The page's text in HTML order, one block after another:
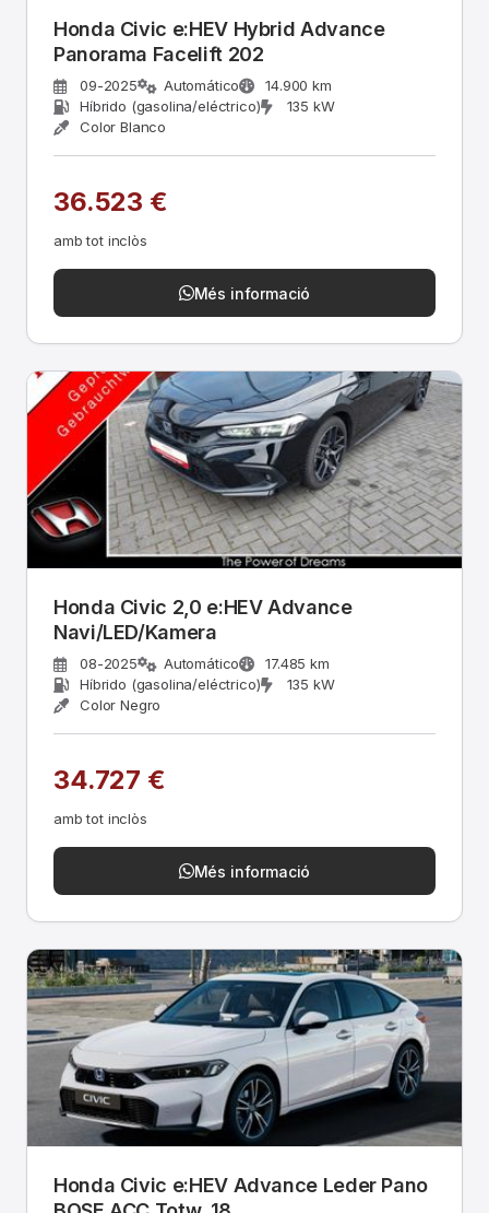
Honda Civic e:HEV Hybrid Advance
Panorama Facelift 202
09-2025 Automático
14.900 km
Híbrido (gasolina/eléctrico)
135 kW
Color Blanco
36.523 €
amb tot inclòs
Més informació
Honda Civic 2,0 e:HEV Advance
Navi/LED/Kamera
08-2025 Automático
17.485 km
Híbrido (gasolina/eléctrico)
135 kW
Color Negro
34.727 €
amb tot inclòs
Més informació
Honda Civic e:HEV Advance Leder Pano